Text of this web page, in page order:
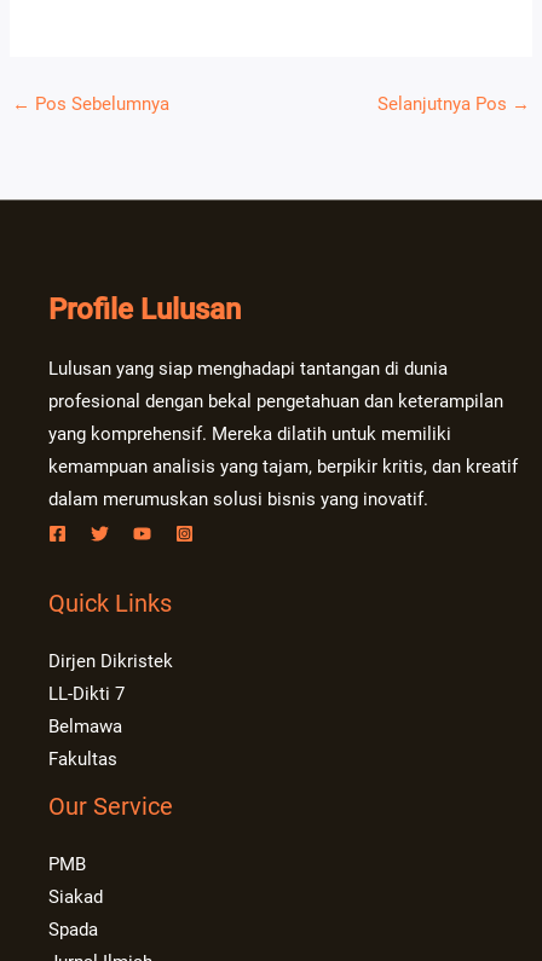
← Pos Sebelumnya Selanjutnya Pos →
Profile Lulusan
Lulusan yang siap menghadapi tantangan di dunia
profesional dengan bekal pengetahuan dan keterampilan
yang komprehensif. Mereka dilatih untuk memiliki
kemampuan analisis yang tajam, berpikir kritis, dan kreatif
dalam merumuskan solusi bisnis yang inovatif.
Quick Links
Dirjen Dikristek
LL-Dikti 7
Belmawa
Fakultas
Our Service
PMB
Siakad
Spada